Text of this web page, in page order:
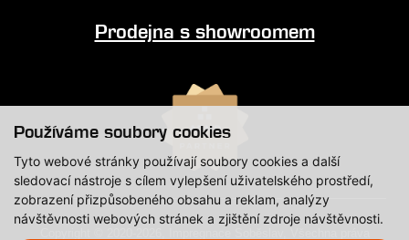
Používáme soubory cookies
Tyto webové stránky používají soubory cookies a další
sledovací nástroje s cílem vylepšení uživatelského prostředí,
zobrazení přizpůsobeného obsahu a reklam, analýzy
návštěvnosti webových stránek a zjištění zdroje návštěvnosti.
Prodejna s showroomem